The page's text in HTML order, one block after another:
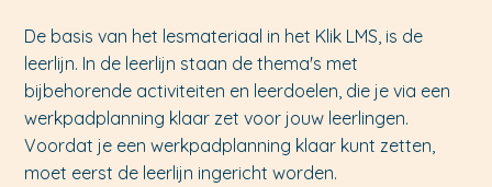
De basis van het lesmateriaal in het Klik LMS, is de
leerlijn. In de leerlijn staan de thema's met
bijbehorende activiteiten en leerdoelen, die je via een
werkpadplanning klaar zet voor jouw leerlingen.
Voordat je een werkpadplanning klaar kunt zetten,
moet eerst de leerlijn ingericht worden.